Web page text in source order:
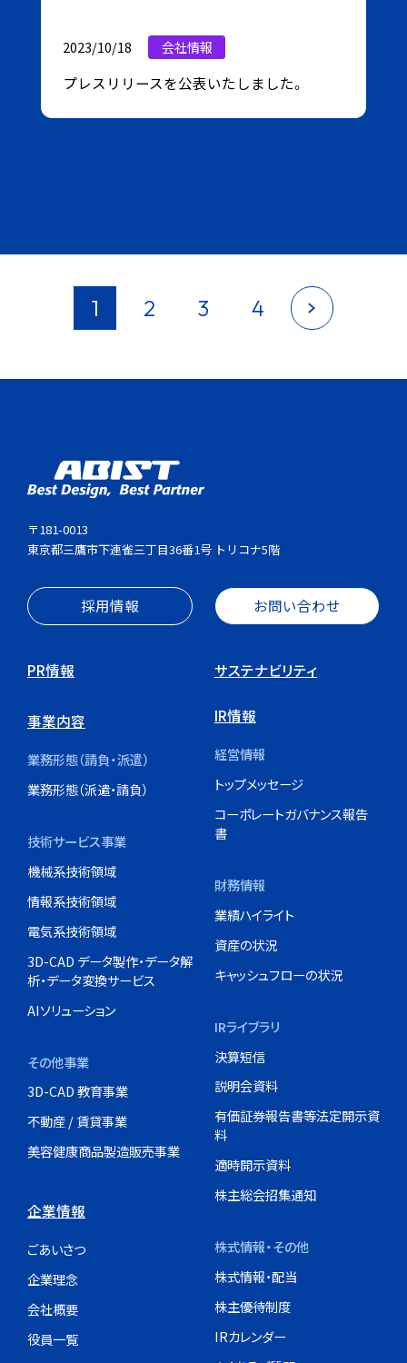
2023/10/18
プレスリリースを公表いたしました。
会社情報
1 2 3 4
〒181-0013
東京都三鷹市下連雀三丁目36番1号 トリコナ5階
採用情報 お問い合わせ
PR情報
事業内容
業務形態（請負・派遣）
業務形態（派遣・請負）
技術サービス事業
機械系技術領域
情報系技術領域
電気系技術領域
3D-CAD データ製作・データ解
析・データ変換サービス
AIソリューション
その他事業
3D-CAD 教育事業
不動産 / 賃貸事業
美容健康商品製造販売事業
企業情報
ごあいさつ
企業理念
会社概要
役員一覧
サステナビリティ
IR情報
経営情報
トップメッセージ
コーポレートガバナンス報告
書
財務情報
業績ハイライト
資産の状況
キャッシュフローの状況
IRライブラリ
決算短信
説明会資料
有価証券報告書等法定開示資
料
適時開示資料
株主総会招集通知
株式情報・その他
株式情報・配当
株主優待制度
IRカレンダー